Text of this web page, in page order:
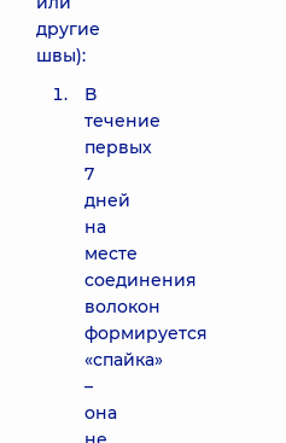
другие
швы):
В
течение
первых
7
дней
на
месте
соединения
волокон
формируется
«спайка»
–
она